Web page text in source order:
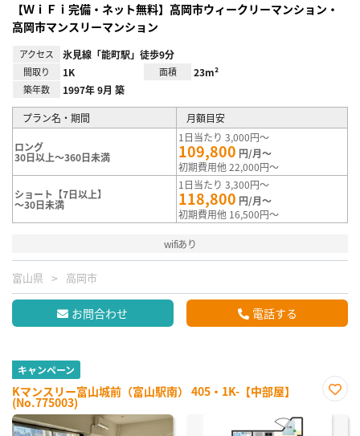
【ＷｉＦｉ完備・ネット無料】高岡市ウィークリーマンション・
高岡市マンスリーマンション
アクセス 氷見線「能町駅」徒歩9分
間取り 1K 面積 23m²
築年数 1997年 9月 築
プラン名・期間 月額目安
ロング
30日以上～360日未満
1日当たり 3,000円～
109,800 円/月～
初期費用他 22,000円～
ショート【7日以上】
～30日未満
1日当たり 3,300円～
118,800 円/月～
初期費用他 16,500円～
wifiあり
富山県 高岡市
お問合わせ 電話する
キャンペーン
Kマンスリー富山城前（富山駅南） 405・1K-【中部屋】
(No.775003)
に入